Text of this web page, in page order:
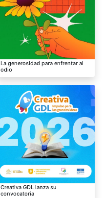
La generosidad para enfrentar al
odio
Creativa GDL lanza su
convocatoria